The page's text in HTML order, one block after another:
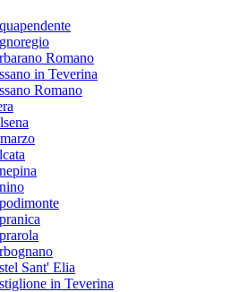
Romano
in Teverina
Romano
Sant' Elia
in Teverina